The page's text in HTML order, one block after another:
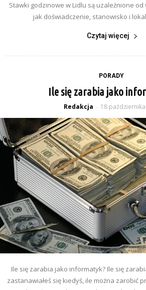
Stawki godzinowe w Lidlu są uzależnione
jak doświadczenie, stanowisko i
Czytaj więcej
PORADY
Ile się zarabia jako
Redakcja - 18
Ile się zarabia jako informatyk? Ile się
zastanawiałeś się kiedyś, ile można zarobić